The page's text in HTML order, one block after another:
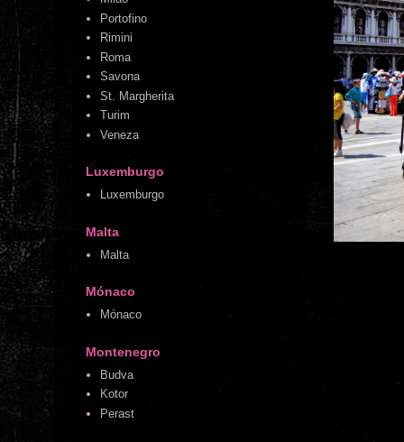
Portofino
Rimini
Roma
Savona
St. Margherita
Turim
Veneza
Luxemburgo
Luxemburgo
Malta
Malta
Mónaco
Mónaco
Montenegro
Budva
Kotor
Perast